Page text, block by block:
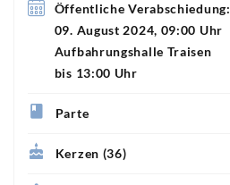
Öffentliche Verabschiedung:
09. August 2024, 09:00 Uhr
Aufbahrungshalle Traisen
bis 13:00 Uhr
Parte
Kerzen (36)